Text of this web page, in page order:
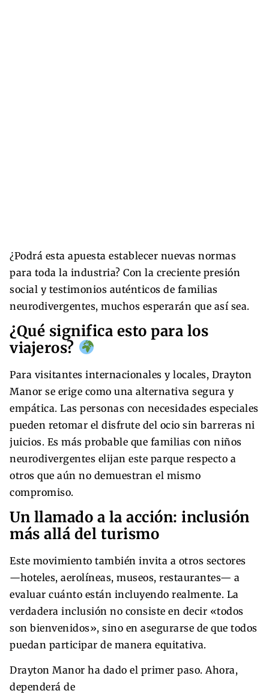
¿Podrá esta apuesta establecer nuevas normas
para toda la industria? Con la creciente presión
social y testimonios auténticos de familias
neurodivergentes, muchos esperarán que así sea.
¿Qué significa esto para los
viajeros?
Para visitantes internacionales y locales, Drayton
Manor se erige como una alternativa segura y
empática. Las personas con necesidades especiales
pueden retomar el disfrute del ocio sin barreras ni
juicios. Es más probable que familias con niños
neurodivergentes elijan este parque respecto a
otros que aún no demuestran el mismo
compromiso.
Un llamado a la acción: inclusión
más allá del turismo
Este movimiento también invita a otros sectores
—hoteles, aerolíneas, museos, restaurantes— a
evaluar cuánto están incluyendo realmente. La
verdadera inclusión no consiste en decir «todos
son bienvenidos», sino en asegurarse de que todos
puedan participar de manera equitativa.
Drayton Manor ha dado el primer paso. Ahora,
dependerá de